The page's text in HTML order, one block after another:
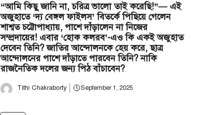
“আমি কিছু জানি না, চরিত্র ভালো তাই করেছি!”— এই
অজুহাতে ‘দ্য বেঙ্গল ফাইলস’ বিতর্কে পিছিয়ে গেলেন
শাশ্বত চট্টোপাধ্যায়, পাশে দাঁড়ালেন না নিজের
সম্প্রদায়ের! এবার ‘হোক কলরব’-এও কি একই অজুহাত
দেবেন তিনি? জাতির আন্দোলনকে হেয় করে, ছাত্র
আন্দোলনের পাশে দাঁড়াতে পারবেন তিনি? নাকি
রাজনৈতিক দলের জন্য পিঠ বাঁচাবেন?
Tithi Chakraborty September 1, 2025